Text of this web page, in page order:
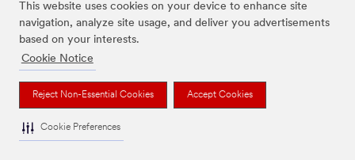
This website uses cookies on your device to enhance site
navigation, analyze site usage, and deliver you advertisements
based on your interests.
Cookie Notice
Reject Non-Essential Cookies Accept Cookies
Cookie Preferences